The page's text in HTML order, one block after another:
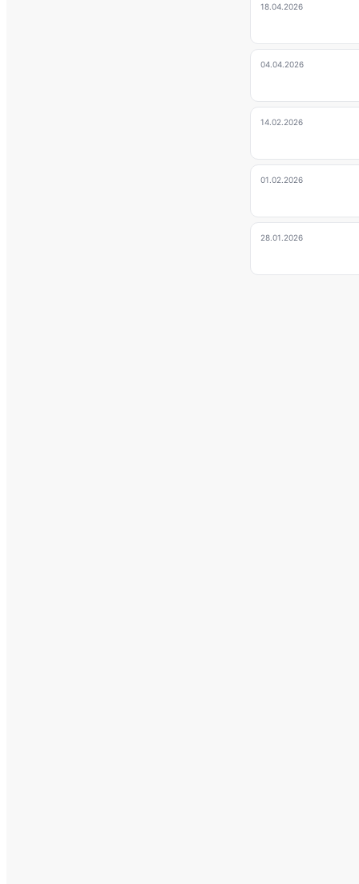
18.04.2026
04.04.2026
14.02.2026
01.02.2026
28.01.2026